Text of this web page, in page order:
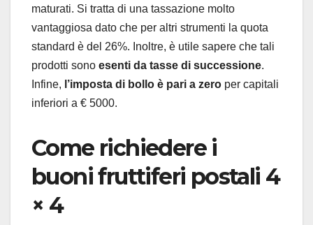
maturati. Si tratta di una tassazione molto
vantaggiosa dato che per altri strumenti la quota
standard è del 26%. Inoltre, è utile sapere che tali
prodotti sono esenti da tasse di successione.
Infine, l’imposta di bollo è pari a zero per capitali
inferiori a € 5000.
Come richiedere i
buoni fruttiferi postali 4
× 4